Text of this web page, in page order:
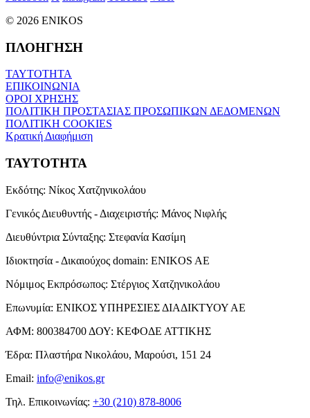
© 2026 ENIKOS
ΠΛΟΗΓΗΣΗ
ΤΑΥΤΟΤΗΤΑ
ΕΠΙΚΟΙΝΩΝΙΑ
ΟΡΟΙ ΧΡΗΣΗΣ
ΠΟΛΙΤΙΚΗ ΠΡΟΣΤΑΣΙΑΣ ΠΡΟΣΩΠΙΚΩΝ ΔΕΔΟΜΕΝΩΝ
ΠΟΛΙΤΙΚΗ COOKIES
Κρατική Διαφήμιση
ΤΑΥΤΟΤΗΤΑ
Εκδότης: Νίκος Χατζηνικολάου
Γενικός Διευθυντής - Διαχειριστής: Μάνος Νιφλής
Διευθύντρια Σύνταξης: Στεφανία Κασίμη
Ιδιοκτησία - Δικαιούχος domain: ENIKOS AE
Νόμιμος Εκπρόσωπος: Στέργιος Χατζηνικολάου
Επωνυμία: ΕΝΙΚΟΣ ΥΠΗΡΕΣΙΕΣ ΔΙΑΔΙΚΤΥΟΥ ΑΕ
ΑΦΜ: 800384700 ΔΟΥ: ΚΕΦΟΔΕ ΑΤΤΙΚΗΣ
Έδρα: Πλαστήρα Νικολάου, Μαρούσι, 151 24
Email: info@enikos.gr
Τηλ. Επικοινωνίας: +30 (210) 878-8006